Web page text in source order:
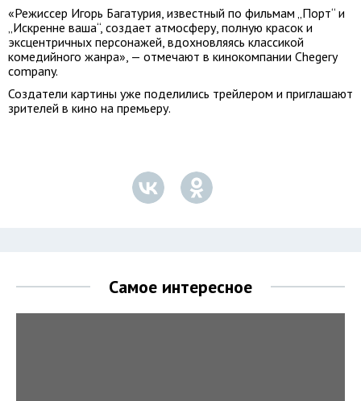
«Режиссер Игорь Багатурия, известный по фильмам „Порт“ и
„Искренне ваша“, создает атмосферу, полную красок и
эксцентричных персонажей, вдохновляясь классикой
комедийного жанра», — отмечают в кинокомпании Chegery
company.
Создатели картины уже поделились трейлером и приглашают
зрителей в кино на премьеру.
Самое интересное